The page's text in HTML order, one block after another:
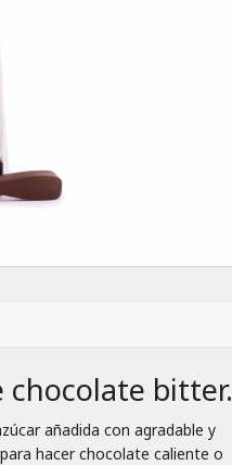
chocolate bitter.
añadida con agradable y
hacer chocolate caliente o